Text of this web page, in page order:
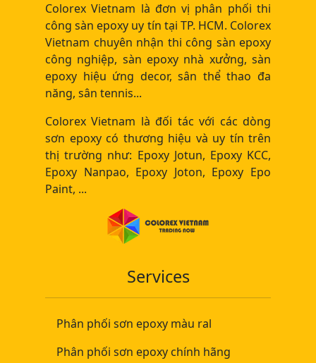
Colorex Vietnam là đơn vị phân phối thi
công sàn epoxy uy tín tại TP. HCM. Colorex
Vietnam chuyên nhận thi công sàn epoxy
công nghiệp, sàn epoxy nhà xưởng, sàn
epoxy hiệu ứng decor, sân thể thao đa
năng, sân tennis...
Colorex Vietnam là đối tác với các dòng
sơn epoxy có thương hiệu và uy tín trên
thị trường như: Epoxy Jotun, Epoxy KCC,
Epoxy Nanpao, Epoxy Joton, Epoxy Epo
Paint, ...
Services
Phân phối sơn epoxy màu ral
Phân phối sơn epoxy chính hãng